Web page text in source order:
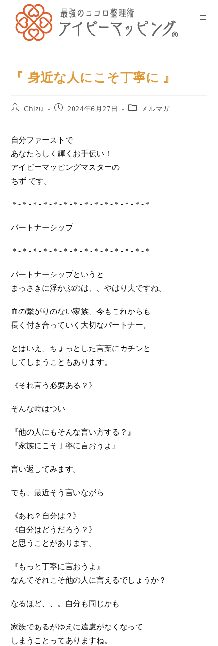
『 身近な人にこそ丁寧に 』
Chizu 2024年6月27日 メルマガ
自分ファーストで
あなたらしく輝くお手伝い！
アイビーマッピングマスターの
ちず です。
＊-＊-＊-＊-＊-＊-＊-＊-＊-＊-＊-＊-＊-＊
パートナーシップ
＊-＊-＊-＊-＊-＊-＊-＊-＊-＊-＊-＊-＊-＊
パートナーシップというと
まっさきに浮かぶのは、、やはり夫ですね。
血の繋がりのない家族、今もこれからも
長く付き合っていく大切なパートナー。
とはいえ、ちょっとした言葉にカチンと
してしまうこともあります。
《それ言う必要ある？》
そんな時はつい
『他の人にもそんな言い方する？』
『家族にこそ丁寧に言おうよ』
言い返してみます。
でも、最近そう言いながら
《あれ？自分は？》
《自分はどうだろう？》
と思うことがあります。
『もっと丁寧に言おうよ』
なんてそれこそ他の人に言えるでしょうか？
なるほど、、。自分も同じかも
家族であるがゆえに遠慮がなくなって
しまうことってありますね。